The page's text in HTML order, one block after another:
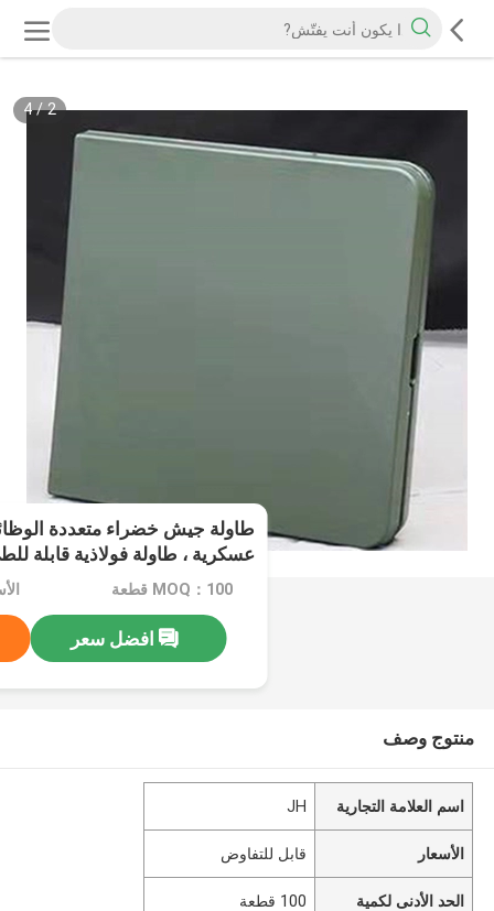
2
/
4
طاولة جيش خضراء متعددة
عسكرية ، طاولة فولاذية قابلة
MOQ：100 قطعة
افضل سعر
منتوج وصف
اسم العلامة التجارية JH
الأسعار قابل للتفاوض
الحد الأدنى لكمية 100 قطعة